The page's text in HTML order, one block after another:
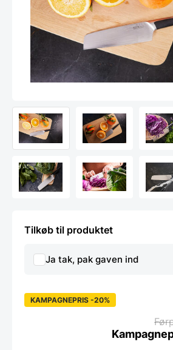
Tilkøb til produktet
Ja tak, pak gaven ind
KAMPAGNEPRIS -20%